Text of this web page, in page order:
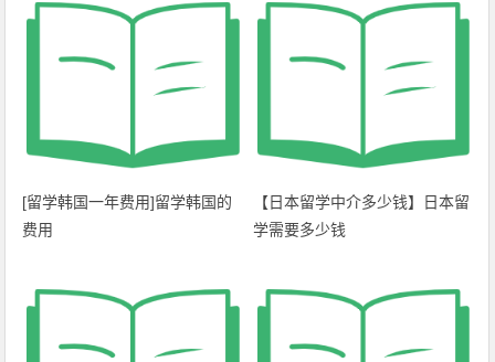
[留学韩国一年费用]留学韩国的
费用
【日本留学中介多少钱】日本留
学需要多少钱